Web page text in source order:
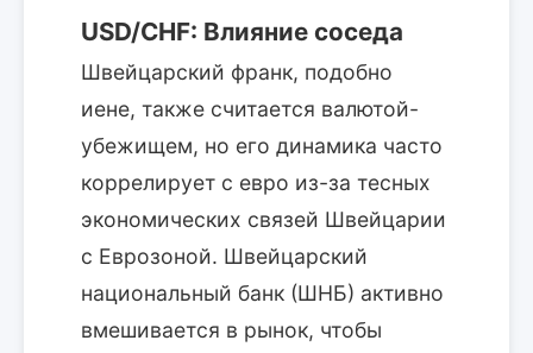
USD/CHF: Влияние соседа
Швейцарский франк, подобно
иене, также считается валютой-
убежищем, но его динамика часто
коррелирует с евро из-за тесных
экономических связей Швейцарии
с Еврозоной. Швейцарский
национальный банк (ШНБ) активно
вмешивается в рынок, чтобы